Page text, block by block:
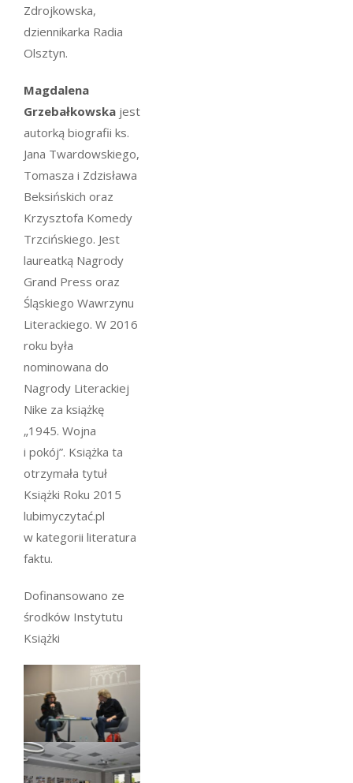
Zdrojkowska,
dziennikarka Radia
Olsztyn.
Magdalena
Grzebałkowska jest
autorką biografii ks.
Jana Twardowskiego,
Tomasza i Zdzisława
Beksińskich oraz
Krzysztofa Komedy
Trzcińskiego. Jest
laureatką Nagrody
Grand Press oraz
Śląskiego Wawrzynu
Literackiego. W 2016
roku była
nominowana do
Nagrody Literackiej
Nike za książkę
„1945. Wojna
i pokój”. Książka ta
otrzymała tytuł
Książki Roku 2015
lubimyczytać.pl
w kategorii literatura
faktu.
Dofinansowano ze
środków Instytutu
Książki